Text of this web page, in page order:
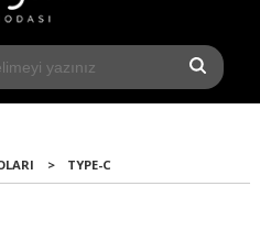
> TYPE-C